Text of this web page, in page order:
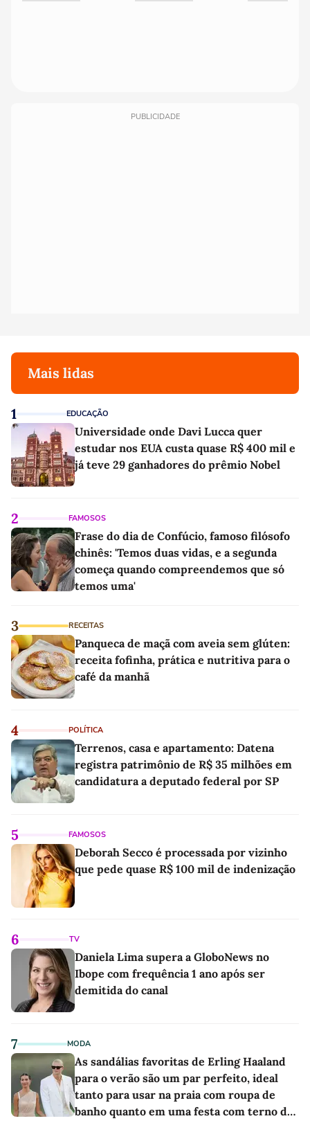
PUBLICIDADE
Mais lidas
1 EDUCAÇÃO
Universidade onde Davi Lucca quer
estudar nos EUA custa quase R$ 400 mil e
já teve 29 ganhadores do prêmio Nobel
2 FAMOSOS
Frase do dia de Confúcio, famoso filósofo
chinês: 'Temos duas vidas, e a segunda
começa quando compreendemos que só
temos uma'
3 RECEITAS
Panqueca de maçã com aveia sem glúten:
receita fofinha, prática e nutritiva para o
café da manhã
4 POLÍTICA
Terrenos, casa e apartamento: Datena
registra patrimônio de R$ 35 milhões em
candidatura a deputado federal por SP
5 FAMOSOS
Deborah Secco é processada por vizinho
que pede quase R$ 100 mil de indenização
6 TV
Daniela Lima supera a GloboNews no
Ibope com frequência 1 ano após ser
demitida do canal
7 MODA
As sandálias favoritas de Erling Haaland
para o verão são um par perfeito, ideal
tanto para usar na praia com roupa de
banho quanto em uma festa com terno de